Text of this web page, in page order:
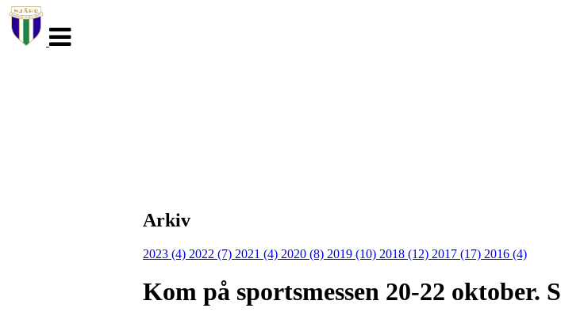
navigasjon
Arkiv
2023 (4) 2022 (7) 2021 (4) 2020 (8) 2019 (10) 2018 (12) 2017 (17) 2016 (4)
Kom på sportsmessen 20-22 oktober.